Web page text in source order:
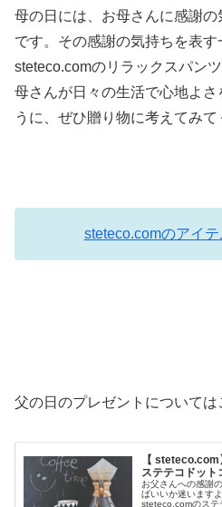
母の日には、お母さんに感謝
です。その感謝の気持ちを表す
steteco.comのリラックスパン
母さんが日々の生活で心地よ
うに、ぜひ贈り物に考えてみて
steteco.comのアイテ
父の日のプレゼントについては
【 steteco.com
ステテコドット
お父さんへの感謝
ばいいか迷います
steteco.comのステ